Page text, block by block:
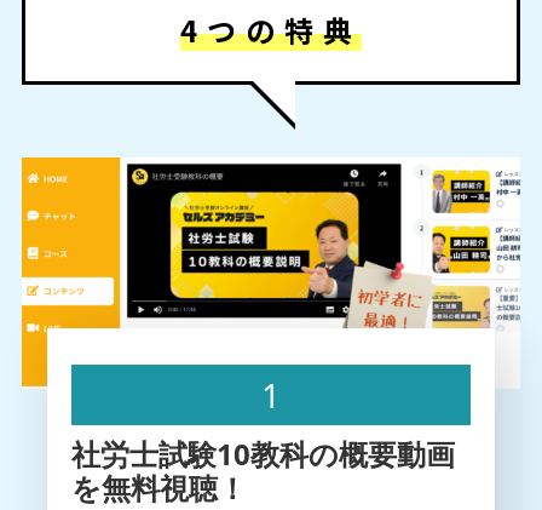
4つの特典
1
社労士試験10教科の概要動画
を無料視聴！